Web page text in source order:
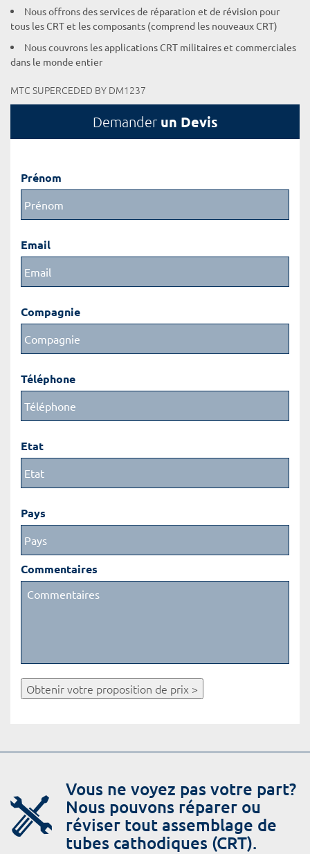
Nous offrons des services de réparation et de révision pour
tous les CRT et les composants (comprend les nouveaux CRT)
Nous couvrons les applications CRT militaires et commerciales
dans le monde entier
MTC SUPERCEDED BY DM1237
Demander un Devis
Prénom
Email
Compagnie
Téléphone
Etat
Pays
Commentaires
Obtenir votre proposition de prix >
Vous ne voyez pas votre part?
Nous pouvons réparer ou
réviser tout assemblage de
tubes cathodiques (CRT).